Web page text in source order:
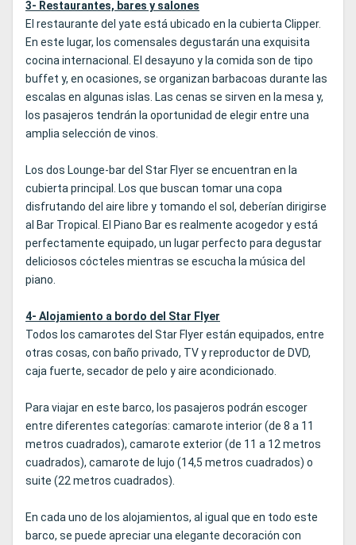
3- Restaurantes, bares y salones
El restaurante del yate está ubicado en la cubierta Clipper.
En este lugar, los comensales degustarán una exquisita
cocina internacional. El desayuno y la comida son de tipo
buffet y, en ocasiones, se organizan barbacoas durante las
escalas en algunas islas. Las cenas se sirven en la mesa y,
los pasajeros tendrán la oportunidad de elegir entre una
amplia selección de vinos.
Los dos Lounge-bar del Star Flyer se encuentran en la
cubierta principal. Los que buscan tomar una copa
disfrutando del aire libre y tomando el sol, deberían dirigirse
al Bar Tropical. El Piano Bar es realmente acogedor y está
perfectamente equipado, un lugar perfecto para degustar
deliciosos cócteles mientras se escucha la música del
piano.
4- Alojamiento a bordo del Star Flyer
Todos los camarotes del Star Flyer están equipados, entre
otras cosas, con baño privado, TV y reproductor de DVD,
caja fuerte, secador de pelo y aire acondicionado.
Para viajar en este barco, los pasajeros podrán escoger
entre diferentes categorías: camarote interior (de 8 a 11
metros cuadrados), camarote exterior (de 11 a 12 metros
cuadrados), camarote de lujo (14,5 metros cuadrados) o
suite (22 metros cuadrados).
En cada uno de los alojamientos, al igual que en todo este
barco, se puede apreciar una elegante decoración con